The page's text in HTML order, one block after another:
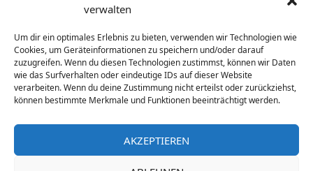
verwalten
Um dir ein optimales Erlebnis zu bieten, verwenden wir Technologien wie
Cookies, um Geräteinformationen zu speichern und/oder darauf
zuzugreifen. Wenn du diesen Technologien zustimmst, können wir Daten
wie das Surfverhalten oder eindeutige IDs auf dieser Website
verarbeiten. Wenn du deine Zustimmung nicht erteilst oder zurückziehst,
können bestimmte Merkmale und Funktionen beeinträchtigt werden.
AKZEPTIEREN
Meta